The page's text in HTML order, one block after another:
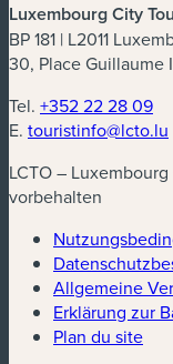
Luxembourg City
BP 181 | L2011
30, Place Guillaume
Tel. +352 22 28 09
E. touristinfo@lcto.lu
LCTO –
vorbehalten
Allgemeine
Erklärung zur
Plan du site